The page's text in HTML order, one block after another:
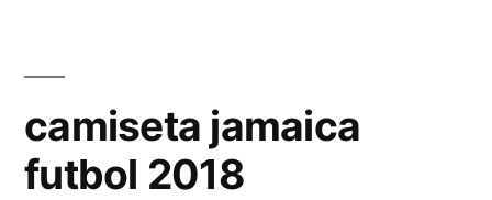
camiseta jamaica
futbol 2018